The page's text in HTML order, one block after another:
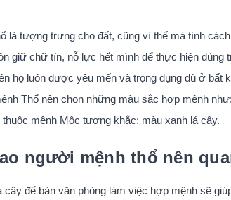
là tượng trưng cho đất, cũng vì thế mà tính
giữ chữ tín, nỗ lực hết mình để thực hiện đúng
họ luôn được yêu mến và trọng dụng dù ở bất
Thổ nên chọn những màu sắc hợp mệnh
thuộc mệnh Mộc tương khắc: màu xanh lá cây.
người mệnh thổ nên
cây để bàn văn phòng làm việc hợp mệnh sẽ